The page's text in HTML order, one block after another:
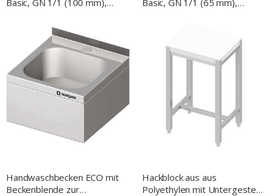
Handwaschbecken ECO mit
Beckenblende zur
Hackblock aus aus
Polyethylen mit Untergestell,